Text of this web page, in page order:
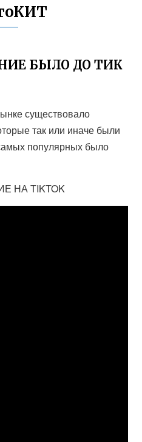
БЫЛО ДО ТИК
существовало
так или иначе были
популярных было
НА TIKTOK